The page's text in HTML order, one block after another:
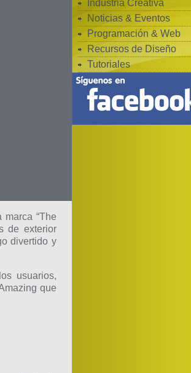
“The
de exterior
divertido y
usuarios,
que
Industria Creativa
Noticias & Eventos
Programación & Web
Recursos de Diseño
Tutoriales